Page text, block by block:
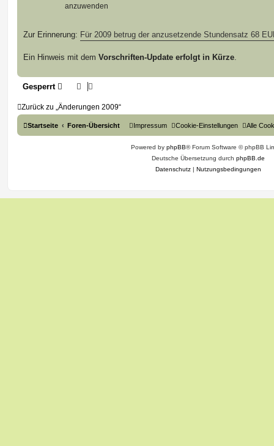
anzuwenden
Zur Erinnerung: Für 2009 betrug der anzusetzende Stundensatz 68
Ein Hinweis mit dem Vorschriften-Update erfolgt in Kürze.
Gesperrt
Zurück zu „Änderungen 2009“
Startseite Foren-Übersicht Alle
Cookie-Einstellungen
Impressum
Powered by phpBB® Forum Software © phpBB
Deutsche Übersetzung durch phpBB.de
Datenschutz | Nutzungsbedingungen